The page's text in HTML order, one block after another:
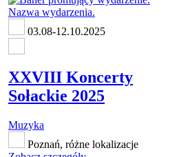
03.08-12.10.2025
XXVIII Koncerty
Sołackie 2025
Muzyka
Poznań, różne lokalizacje